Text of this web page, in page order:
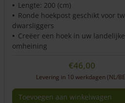
Lengte: 200 (cm)
Ronde hoekpost geschikt voor
dwarsliggers
Creëer een hoek in uw landelijke
omheining
€46,00
Levering in 10 werkdagen (NL/
Toevoegen aan winkelwagen